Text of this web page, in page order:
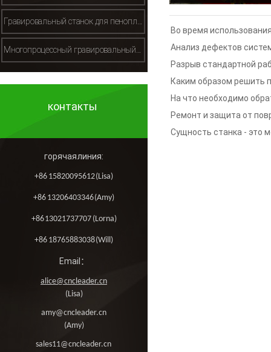
неполадки и
Во время
решений данных проблем
Анализ дефектов
гравировальной машины
Разрыв стандартной
解析
Каким образом решить
возникновением
гравирующим станком
На что необходимо
деревообрабатывающих
проблемы, с которыми
Ремонт и защита от
Сущность станка - это
контакты
горячая линия:
+86 15820095612 (Lisa)
+86 13206403346 (Amy)
+86 13021737707 (Lorna)
+86 18765883038 (Will)
Email：
alice@cncleader.cn
(Lisa)
amy@cncleader.cn
(Amy)
sales11@cncleader.cn